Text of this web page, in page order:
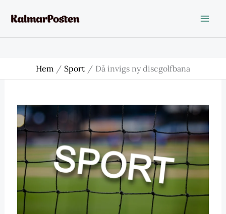
Hem Sport Då invigs ny discgolfbana